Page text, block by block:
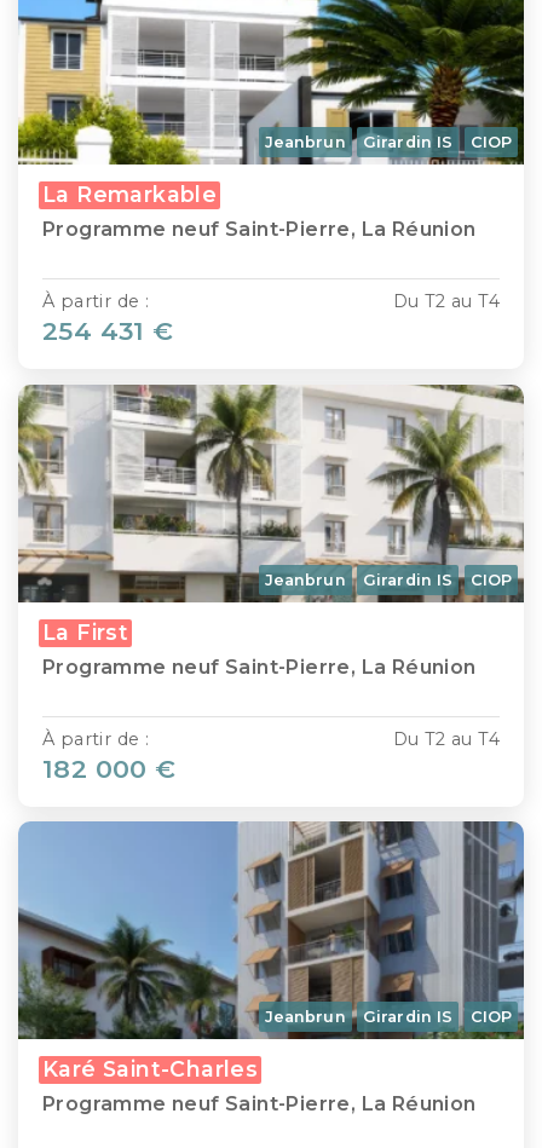
Jeanbrun Girardin IS CIOP
La Remarkable
Programme neuf Saint-Pierre, La Réunion
Du T2 au T4
À partir de :
254 431 €
Jeanbrun Girardin IS CIOP
La First
Programme neuf Saint-Pierre, La Réunion
Du T2 au T4
À partir de :
182 000 €
Jeanbrun Girardin IS CIOP
Karé Saint-Charles
Programme neuf Saint-Pierre, La Réunion